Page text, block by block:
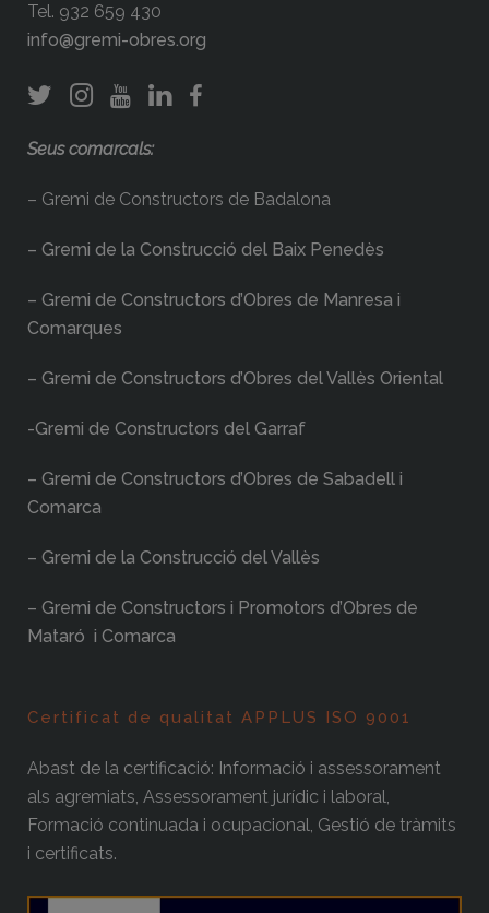
Tel. 932 659 430
info@gremi-obres.org
Seus comarcals:
– Gremi de Constructors de Badalona
– Gremi de la Construcció del Baix Penedès
– Gremi de Constructors d’Obres de Manresa i
Comarques
– Gremi de Constructors d’Obres del Vallès Oriental
-Gremi de Constructors del Garraf
– Gremi de Constructors d’Obres de Sabadell i
Comarca
– Gremi de la Construcció del Vallès
– Gremi de Constructors i Promotors d’Obres de
Mataró i Comarca
Certificat de qualitat APPLUS ISO 9001
Abast de la certificació: Informació i assessorament
als agremiats, Assessorament jurídic i laboral,
Formació continuada i ocupacional, Gestió de tràmits
i certificats.